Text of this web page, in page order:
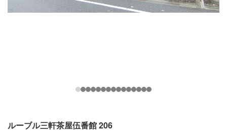
ルーブル三軒茶屋伍番館 206